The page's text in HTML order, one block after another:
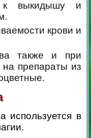
к выкидышу и
крови и
также и при
на препараты из
используется в